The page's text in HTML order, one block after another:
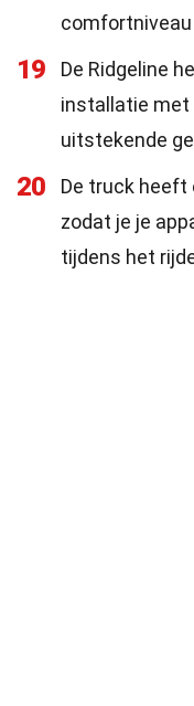
19
De Ridgeline
installatie met
uitstekende
20
De truck heeft
zodat je je
tijdens het